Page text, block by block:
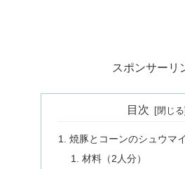
スポンサーリ
目次
焼豚とコーンのシュウマ
材料（2人分）